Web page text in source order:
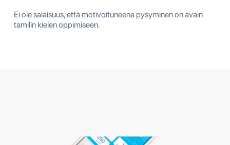
Ei ole salaisuus, että motivoituneena pysyminen on avain
tamilin kielen oppimiseen.